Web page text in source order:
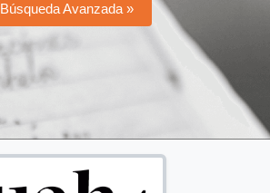
Búsqueda Avanzada »